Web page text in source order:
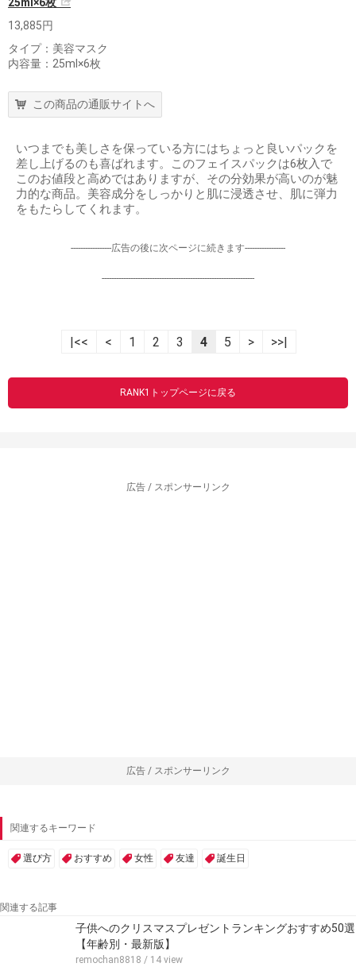
25ml×6枚
13,885円
タイプ：美容マスク
内容量：25ml×6枚
この商品の通販サイトへ
いつまでも美しさを保っている方にはちょっと良いパックを
差し上げるのも喜ばれます。このフェイスパックは6枚入で
このお値段と高めではありますが、その分効果が高いのが魅
力的な商品。美容成分をしっかりと肌に浸透させ、肌に弾力
をもたらしてくれます。
-----------------広告の後に次ページに続きます-----------------
----------------------------------------------------------------
|<< < 1 2 3 4 5 > >>|
RANK1トップページに戻る
広告 / スポンサーリンク
広告 / スポンサーリンク
関連するキーワード
選び方 おすすめ 女性 友達 誕生日
関連する記事
子供へのクリスマスプレゼントランキングおすすめ50選
【年齢別・最新版】
remochan8818 / 14 view